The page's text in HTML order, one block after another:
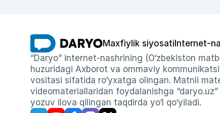
Maxfiylik siyosati Internet-
“Daryo” internet-nashrining (O‘zbekiston
huzuridagi Axborot va ommaviy
vositasi sifatida ro‘yxatga olingan. Matnli
videomateriallaridan foydalanishga
yozuv ilova qilingan taqdirda yo‘l qo‘yiladi.